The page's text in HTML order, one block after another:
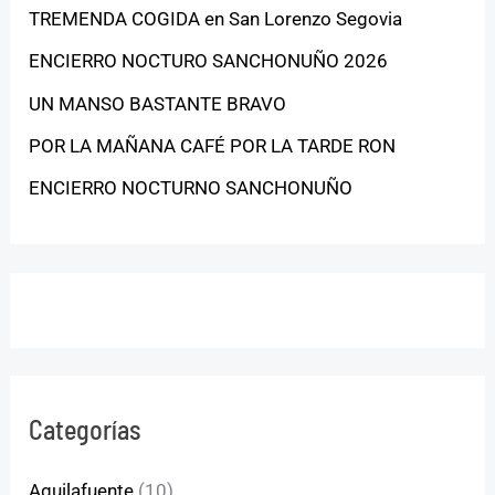
TREMENDA COGIDA en San Lorenzo Segovia
ENCIERRO NOCTURO SANCHONUÑO 2026
UN MANSO BASTANTE BRAVO
POR LA MAÑANA CAFÉ POR LA TARDE RON
ENCIERRO NOCTURNO SANCHONUÑO
Categorías